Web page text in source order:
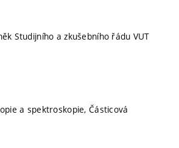
Studijního a zkušebního řádu VUT
a spektroskopie, Částicová